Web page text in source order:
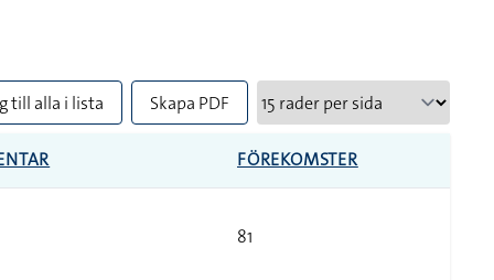
till alla i lista Skapa PDF
FÖREKOMSTER
81